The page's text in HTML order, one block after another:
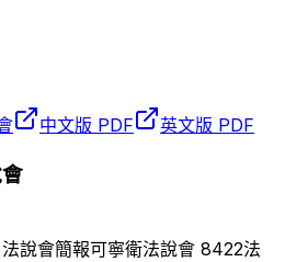
中文版 PDF 英文版 PDF
法說會簡報可寧衛法說會 8422法